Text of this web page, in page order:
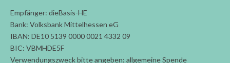
Empfänger: dieBasis-HE
Bank: Volksbank Mittelhessen eG
IBAN: DE10 5139 0000 0021 4332 09
BIC: VBMHDE5F
Verwendungszweck bitte angeben: allgemeine Spende